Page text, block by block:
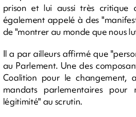
prison et lui aussi très critique
également appelé à des
de "montrer au monde que nous
Il a par ailleurs affirmé que
au Parlement. Une des
Coalition pour le changement,
mandats parlementaires
légitimité" au scrutin.